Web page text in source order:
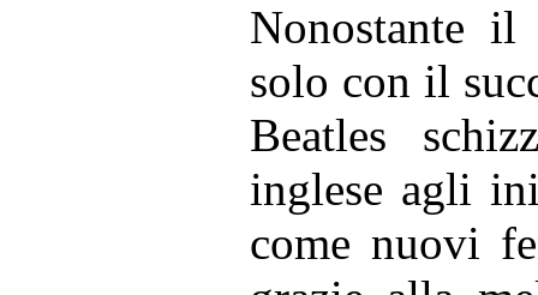
Nonostante
solo con il
Beatles
inglese agli
come nuovi